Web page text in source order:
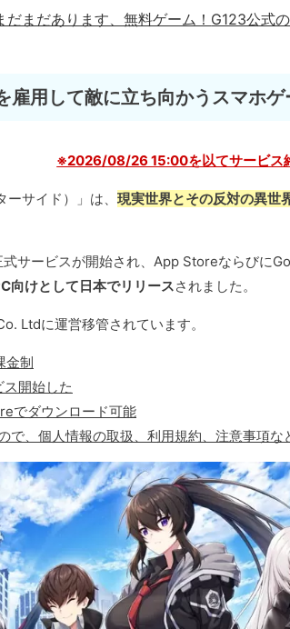
だまだあります、無料ゲーム！ G123公式
雇用して敵に立ち向かうスマホゲ
※2026/08/26 15:00を以てサービス
ーサイド）」は、 現実世界とその反対の異世
サービスが開始され、App Storeならびに
向けとして日本でリリースされました。
Ltdに運営移管されています。
金制
開始した
でダウンロード可能
で、個人情報の取扱、利用規約、注意事項な